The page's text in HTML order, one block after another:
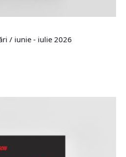
/ iunie - iulie 2026